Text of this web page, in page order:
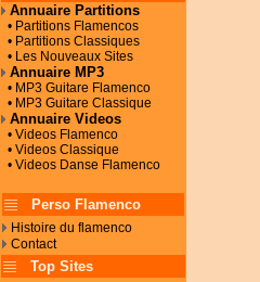
Annuaire Partitions
• Partitions Flamencos
• Partitions Classiques
• Les Nouveaux Sites
Annuaire MP3
• MP3 Guitare Flamenco
• MP3 Guitare Classique
Annuaire Videos
• Videos Flamenco
• Videos Classique
• Videos Danse Flamenco
Perso Flamenco
Histoire du flamenco
Contact
Top Sites